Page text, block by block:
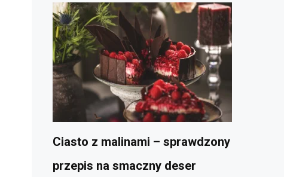
Ciasto z malinami – sprawdzony
przepis na smaczny deser